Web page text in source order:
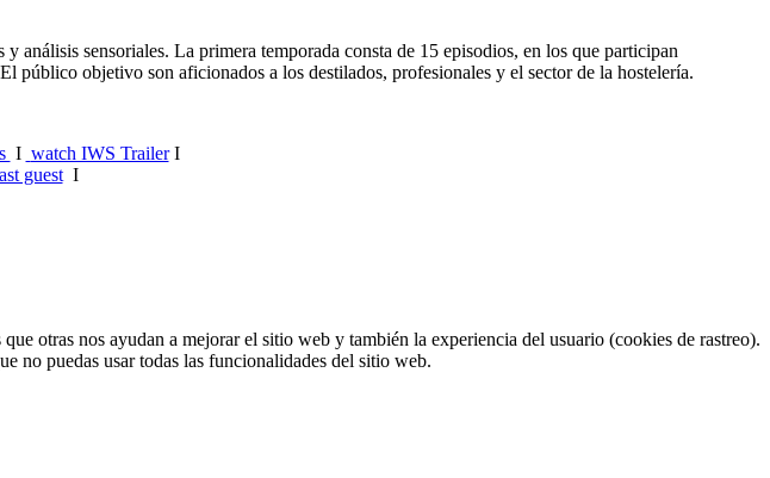
análisis sensoriales. La primera temporada consta de 15 episodios, en los que participan
público objetivo son aficionados a los destilados, profesionales y el sector de la hostelería.
I watch IWS TrailerI
guestI
otras nos ayudan a mejorar el sitio web y también la experiencia del usuario (cookies de rastreo).
no puedas usar todas las funcionalidades del sitio web.